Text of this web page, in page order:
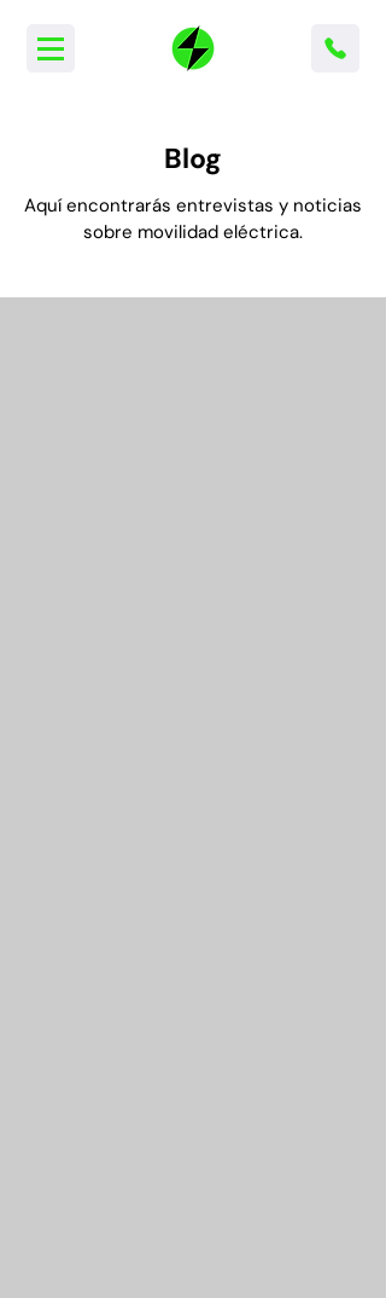
Blog
Aquí encontrarás entrevistas y noticias
sobre movilidad eléctrica.